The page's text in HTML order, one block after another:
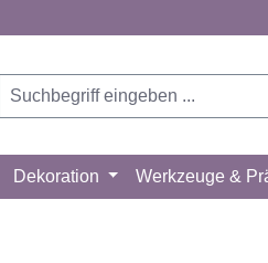
Dekoration Werkzeuge &